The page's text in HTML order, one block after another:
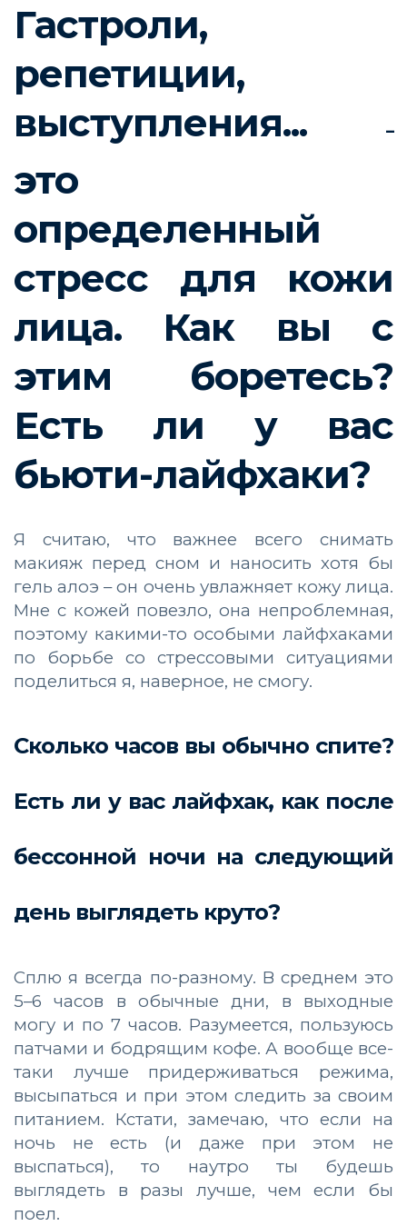
Гастроли,
репетиции,
выступления...
–
это
определенный
стресс для кожи
лица. Как вы с
этим боретесь?
Есть ли у вас
бьюти-лайфхаки?
Я считаю, что важнее всего снимать
макияж перед сном и наносить хотя бы
гель алоэ – он очень увлажняет кожу лица.
Мне с кожей повезло, она непроблемная,
поэтому какими-то особыми лайфхаками
по борьбе со стрессовыми ситуациями
поделиться я, наверное, не смогу.
Сколько часов вы обычно спите?
Есть ли у вас лайфхак, как после
бессонной ночи на следующий
день выглядеть круто?
Сплю я всегда по-разному. В среднем это
5–6 часов в обычные дни, в выходные
могу и по 7 часов. Разумеется, пользуюсь
патчами и бодрящим кофе. А вообще все-
таки лучше придерживаться режима,
высыпаться и при этом следить за своим
питанием. Кстати, замечаю, что если на
ночь не есть (и даже при этом не
выспаться), то наутро ты будешь
выглядеть в разы лучше, чем если бы
поел.